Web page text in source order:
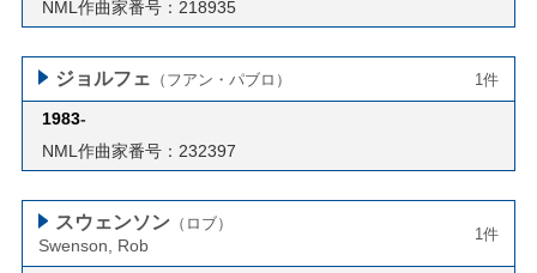
NML作曲家番号：218935
ジョルフェ （フアン・パブロ） 1件
1983-
NML作曲家番号：232397
スウェンソン （ロブ）
Swenson, Rob
1件